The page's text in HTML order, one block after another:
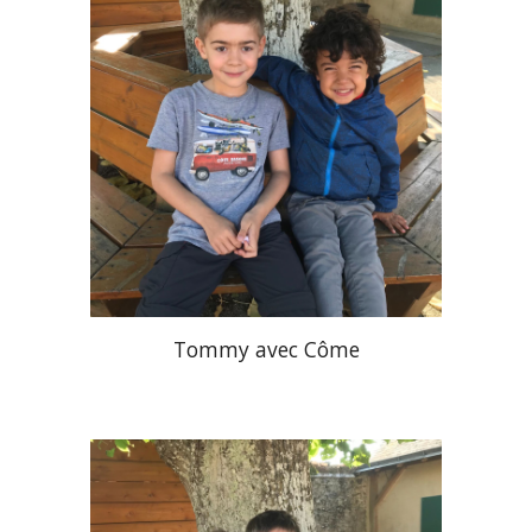
Tommy avec Côme